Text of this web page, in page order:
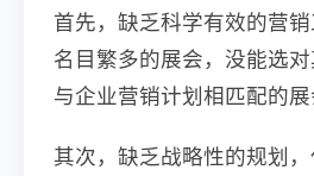
首先，缺乏科学有效的营
名目繁多的展会，没能选
与企业营销计划相匹配的展
其次，缺乏战略性的规划